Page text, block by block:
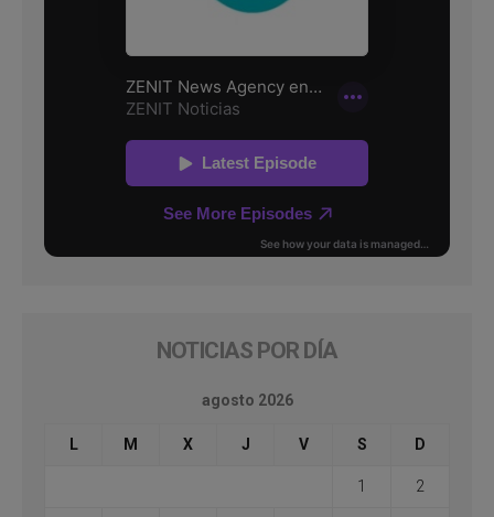
NOTICIAS POR DÍA
agosto 2026
L M X J V S D
1 2